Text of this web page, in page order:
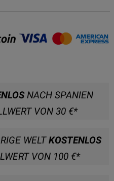
NACH SPANIEN
VON 30 €*
WELTKOSTENLOS
VON 100 €*